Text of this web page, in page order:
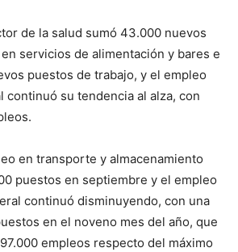
de la salud sumó 43.000 nuevos
servicios de alimentación y bares e
puestos de trabajo, y el empleo
continuó su tendencia al alza, con
en transporte y almacenamiento
puestos en septiembre y el empleo
continuó disminuyendo, con una
en el noveno mes del año, que
empleos respecto del máximo